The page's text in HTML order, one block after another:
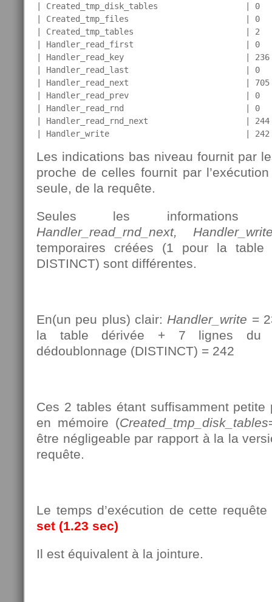
| Created_tmp_disk_tables                  | 0
| Created_tmp_files                        | 0
| Created_tmp_tables                       | 2
| Handler_read_first                       | 0
| Handler_read_key                         |
| Handler_read_last                        | 0
| Handler_read_next                        |
| Handler_read_prev                        | 0
| Handler_read_rnd                         | 0
| Handler_read_rnd_next                    |
| Handler_write                            |
Les indications bas niveau fournit par
proche de celles fournit par
seule, de la requête.
Seules les informations
Handler_read_rnd_next,
temporaires créées (1 pour la
DISTINCT) sont différentes.
En(un peu plus) clair: Handler_write =
la table dérivée + 7 lignes du
dédoublonnage (DISTINCT) = 242
Ces 2 tables étant suffisamment petite
en mémoire (Created_tmp_disk_tables
être négligeable par rapport à la la
requête.
Le temps d’exécution de cette
set (1.23 sec)
Il est équivalent à la jointure.